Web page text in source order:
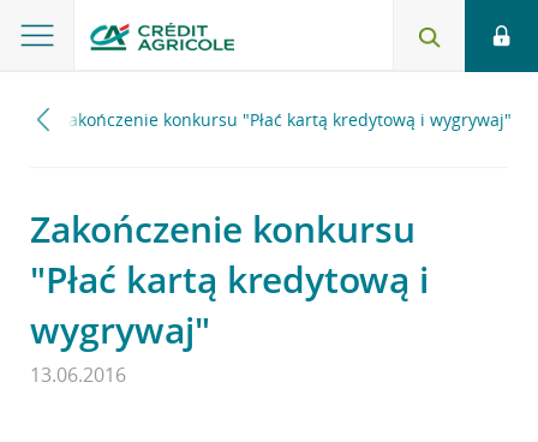
Zakończenie konkursu "Płać kartą kredytową i wygrywaj"
Zakończenie konkursu
"Płać kartą kredytową i
wygrywaj"
13.06.2016